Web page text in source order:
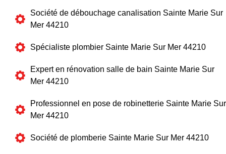
Société de débouchage canalisation Sainte Marie Sur
Mer 44210
Spécialiste plombier Sainte Marie Sur Mer 44210
Expert en rénovation salle de bain Sainte Marie Sur
Mer 44210
Professionnel en pose de robinetterie Sainte Marie Sur
Mer 44210
Société de plomberie Sainte Marie Sur Mer 44210